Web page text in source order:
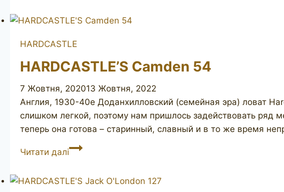
HARDCASTLE
HARDCASTLE’S Camden 54
7 Жовтня, 202013 Жовтня, 2022
Англия, 1930-40е Доданхилловский (семейная эра) ловат
слишком легкой, поэтому нам пришлось задействовать ряд
теперь она готова – старинный, славный и в то же время
Читати даліHARDCASTLE’S